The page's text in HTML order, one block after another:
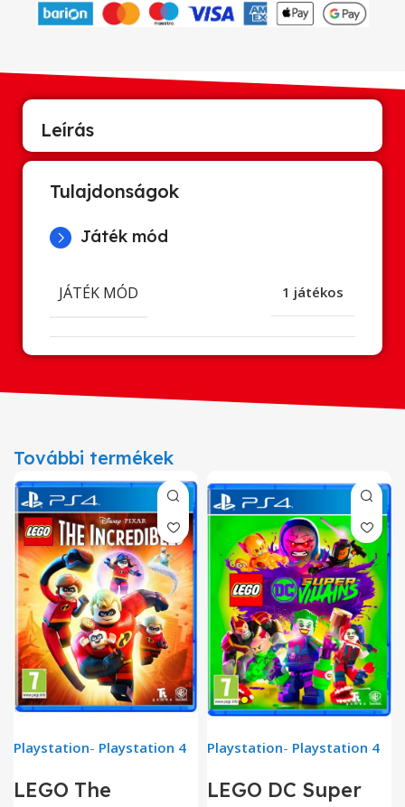
Leírás
Tulajdonságok
Játék mód
JÁTÉK MÓD 1 játékos
További termékek
Playstation- Playstation 4
LEGO The
Playstation- Playstation 4
LEGO DC Super